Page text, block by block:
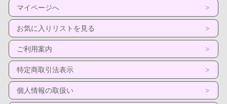
マイページへ
お気に入りリストを見る
ご利用案内
特定商取引法表示
個人情報の取扱い